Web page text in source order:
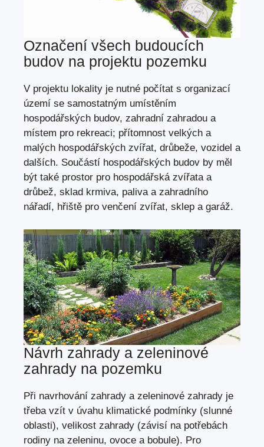
Označení všech budoucích
budov na projektu pozemku
V projektu lokality je nutné počítat s organizací
území se samostatným umístěním
hospodářských budov, zahradní zahradou a
místem pro rekreaci; přítomnost velkých a
malých hospodářských zvířat, drůbeže, vozidel a
dalších. Součástí hospodářských budov by měl
být také prostor pro hospodářská zvířata a
drůbež, sklad krmiva, paliva a zahradního
nářadí, hřiště pro venčení zvířat, sklep a garáž.
Návrh zahrady a zeleninové
zahrady na pozemku
Při navrhování zahrady a zeleninové zahrady je
třeba vzít v úvahu klimatické podmínky (slunné
oblasti), velikost zahrady (závisí na potřebách
rodiny na zeleninu, ovoce a bobule). Pro